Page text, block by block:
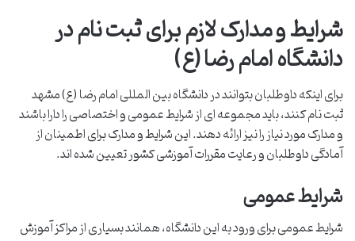
شرایط و مدارک لازم برای ثبت نام در
دانشگاه امام رضا (ع)
برای اینکه داوطلبان بتوانند در دانشگاه بین المللی امام رضا (ع) مشهد
ثبت نام کنند، باید مجموعه ای از شرایط عمومی و اختصاصی را دارا باشند
و مدارک مورد نیاز را نیز ارائه دهند. این شرایط و مدارک برای اطمینان از
آمادگی داوطلبان و رعایت مقررات آموزشی کشور تعیین شده اند.
شرایط عمومی
شرایط عمومی برای ورود به این دانشگاه، همانند بسیاری از مراکز آموزش